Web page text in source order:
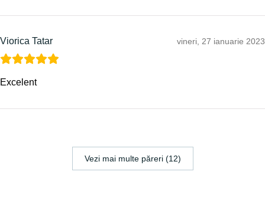
Viorica Tatar vineri, 27 ianuarie 2023
Excelent
Vezi mai multe păreri (12)